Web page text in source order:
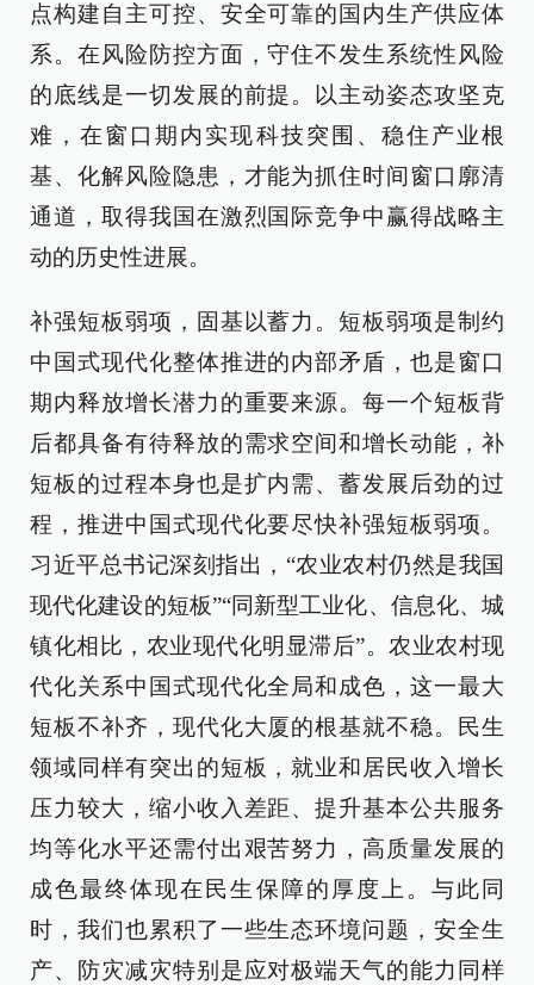
点构建自主可控、安全可靠的国内生产供应体
系。在风险防控方面，守住不发生系统性风险
的底线是一切发展的前提。以主动姿态攻坚克
难，在窗口期内实现科技突围、稳住产业根
基、化解风险隐患，才能为抓住时间窗口廓清
通道，取得我国在激烈国际竞争中赢得战略主
动的历史性进展。
补强短板弱项，固基以蓄力。短板弱项是制约
中国式现代化整体推进的内部矛盾，也是窗口
期内释放增长潜力的重要来源。每一个短板背
后都具备有待释放的需求空间和增长动能，补
短板的过程本身也是扩内需、蓄发展后劲的过
程，推进中国式现代化要尽快补强短板弱项。
习近平总书记深刻指出，“农业农村仍然是我国
现代化建设的短板”“同新型工业化、信息化、城
镇化相比，农业现代化明显滞后”。农业农村现
代化关系中国式现代化全局和成色，这一最大
短板不补齐，现代化大厦的根基就不稳。民生
领域同样有突出的短板，就业和居民收入增长
压力较大，缩小收入差距、提升基本公共服务
均等化水平还需付出艰苦努力，高质量发展的
成色最终体现在民生保障的厚度上。与此同
时，我们也累积了一些生态环境问题，安全生
产、防灾减灾特别是应对极端天气的能力同样